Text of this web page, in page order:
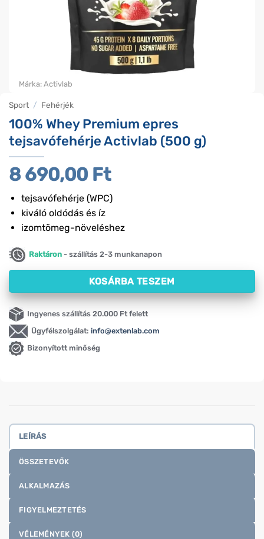
Sport / Fehérjék
100% Whey Premium epres
tejsavófehérje Activlab (500 g)
8 690,00 Ft
tejsavófehérje (WPC)
kiváló oldódás és íz
izomtömeg-növeléshez
Raktáron - szállítás 2-3 munkanapon
KOSÁRBA TESZEM
Ingyenes szállítás 20.000 Ft felett
Ügyfélszolgálat: info@extenlab.com
Bizonyított minőség
Márka: Activlab
LEÍRÁS
ÖSSZETEVŐK
ALKALMAZÁS
FIGYELMEZTETÉS
VÉLEMÉNYEK (0)